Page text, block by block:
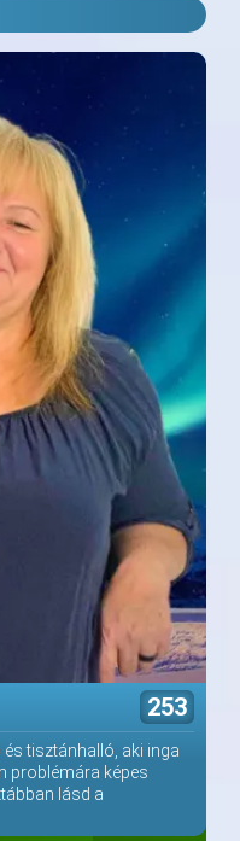
253
tisztánhalló, aki inga
problémára képes
lásd a